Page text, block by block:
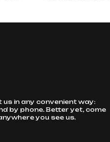
in any convenient way:
by phone. Better yet, come
you see us.